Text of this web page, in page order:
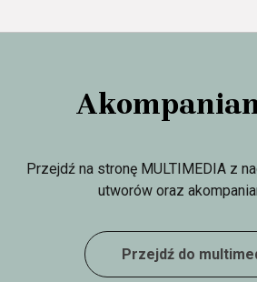
Przejdź na stronę MULTIMEDIA z
utworów oraz
Przejdź do